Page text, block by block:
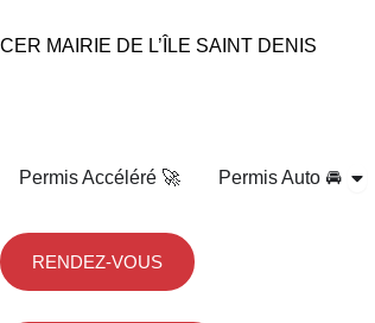
au
CER MAIRIE DE L’ÎLE SAINT DENIS
Permis Accéléré 🚀 Permis Auto 🚘
RENDEZ-VOUS